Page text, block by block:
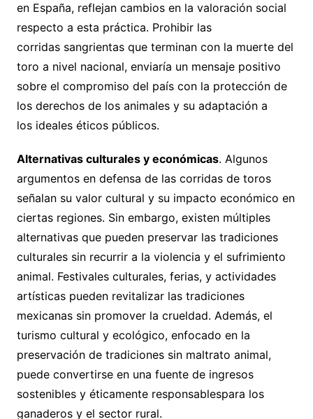
en España, reflejan cambios en la valoración social
respecto a esta práctica. Prohibir las
corridas sangrientas que terminan con la muerte del
toro a nivel nacional, enviaría un mensaje positivo
sobre el compromiso del país con la protección de
los derechos de los animales y su adaptación a
los ideales éticos públicos.
Alternativas culturales y económicas. Algunos
argumentos en defensa de las corridas de toros
señalan su valor cultural y su impacto económico en
ciertas regiones. Sin embargo, existen múltiples
alternativas que pueden preservar las tradiciones
culturales sin recurrir a la violencia y el sufrimiento
animal. Festivales culturales, ferias, y actividades
artísticas pueden revitalizar las tradiciones
mexicanas sin promover la crueldad. Además, el
turismo cultural y ecológico, enfocado en la
preservación de tradiciones sin maltrato animal,
puede convertirse en una fuente de ingresos
sostenibles y éticamente responsablespara los
ganaderos y el sector rural.